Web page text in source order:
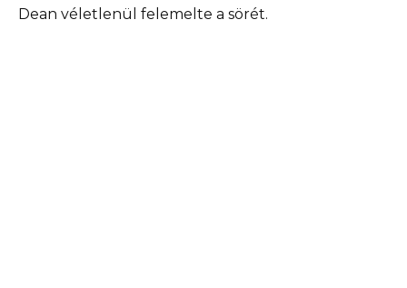
Dean véletlenül felemelte a sörét.